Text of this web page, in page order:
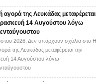
αγορά της Λευκάδας μεταφέρεται
14 Αυγούστου λόγω
2026, Δεν υπάρχουν σχόλια στο Η
της Λευκάδας μεταφέρεται την
14 Αυγούστου λόγω